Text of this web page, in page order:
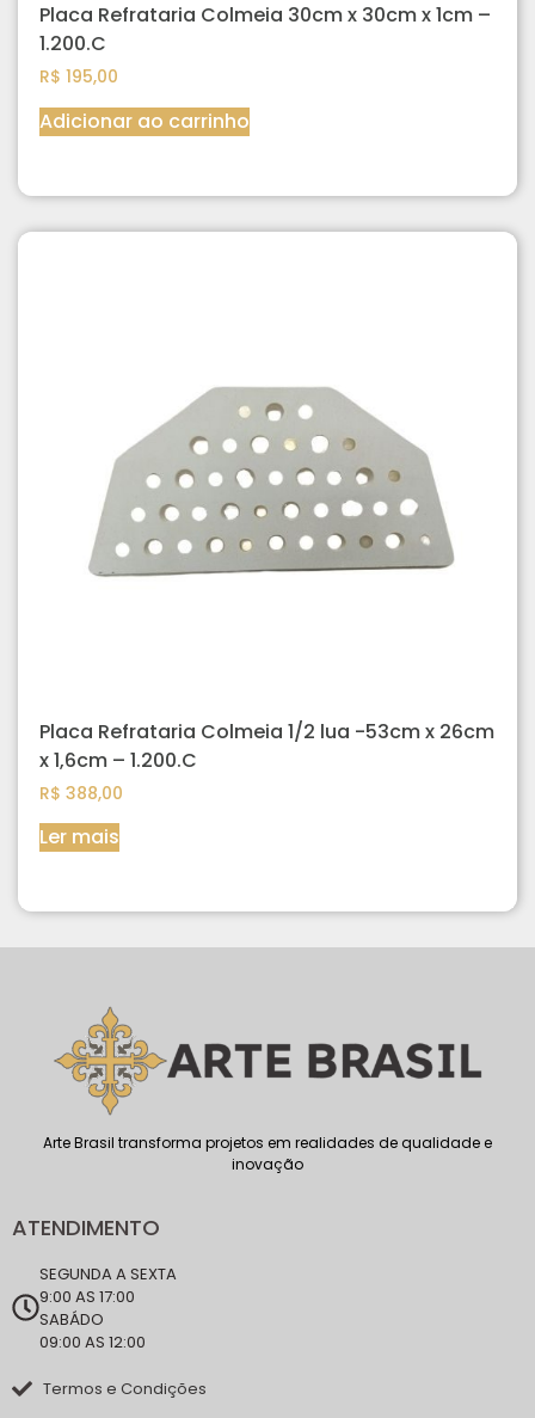
Placa Refrataria Colmeia 30cm x 30cm x 1cm –
1.200.C
R$ 195,00
Adicionar ao carrinho
Placa Refrataria Colmeia 1/2 lua -53cm x 26cm
x 1,6cm – 1.200.C
R$ 388,00
Ler mais
Arte Brasil transforma projetos em realidades de qualidade e
inovação
ATENDIMENTO
SEGUNDA A SEXTA
9:00 AS 17:00
SABÁDO
09:00 AS 12:00
Termos e Condições